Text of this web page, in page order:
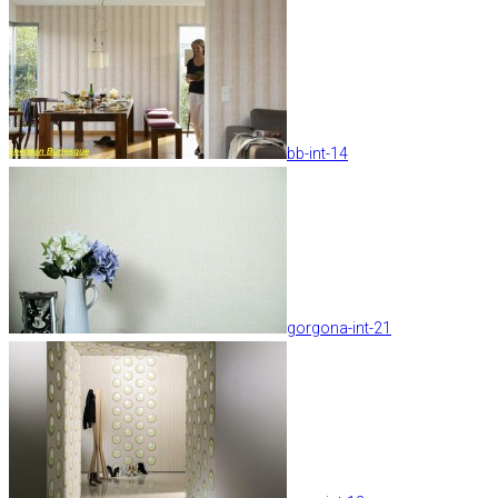
bb-int-14
gorgona-int-21